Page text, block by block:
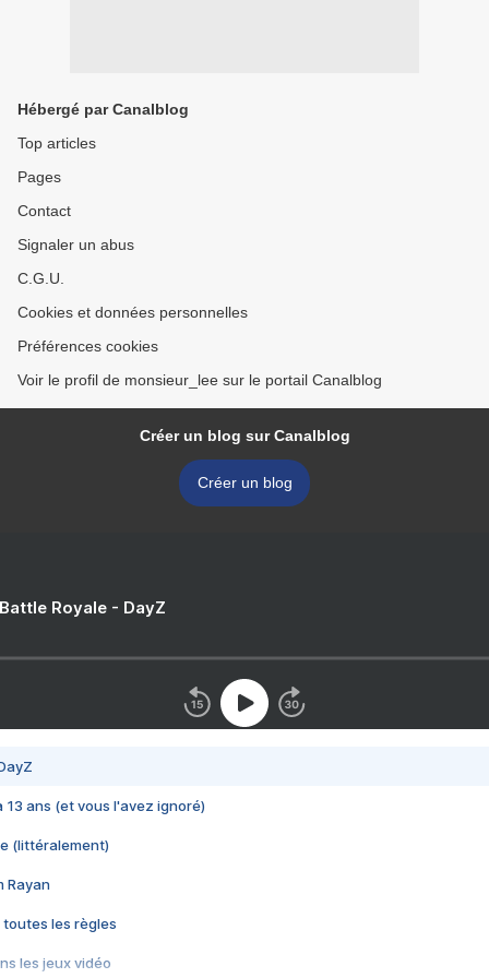
Hébergé par Canalblog
Top articles
Pages
Contact
Signaler un abus
C.G.U.
Cookies et données personnelles
Préférences cookies
Voir le profil de monsieur_lee sur le portail Canalblog
Créer un blog sur Canalblog
Créer un blog
Royale - DayZ
13 ans (et vous l'avez ignoré)
(littéralement)
Rayan
toutes les règles
les jeux vidéo